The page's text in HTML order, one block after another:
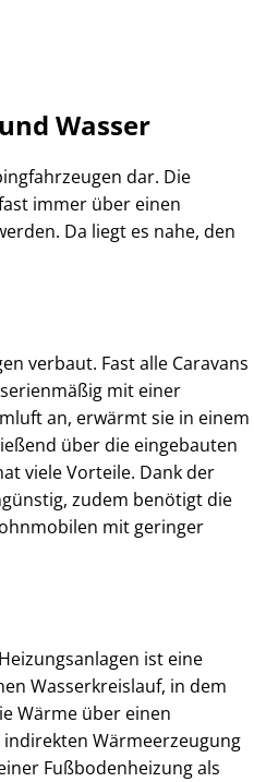
Wasser
dar. Die
immer über einen
Da liegt es nahe, den
verbaut. Fast alle Caravans
mit einer
an, erwärmt sie in einem
über die eingebauten
viele Vorteile. Dank der
zudem benötigt die
mit geringer
ist eine
Wasserkreislauf, in dem
Wärme über einen
Wärmeerzeugung
Fußbodenheizung als